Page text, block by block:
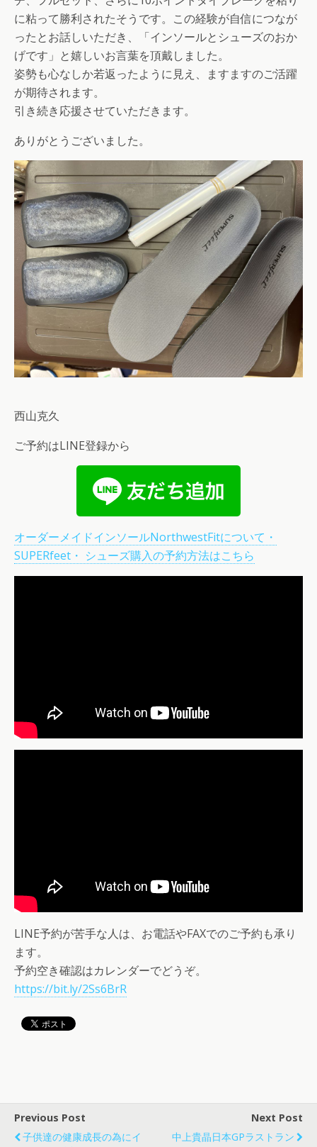
に粘って勝利されたそうです。この経験が自信につなが
ったとお話しいただき、「インソールとシューズのおか
げです」と嬉しいお言葉を頂戴しました。
姿勢も心なしか若返ったように見え、ますますのご活躍
が期待されます。
引き続き応援させていただきます。
ありがとうございました。
西山克久
ご予約はLINE登録から
オーダーメイドインソールNorthwestFitについて・
SUPERfeet・ シューズ購入の予約方法はこちら
LINE予約が苦手な人は、お電話やFAXでのご予約も承り
ます。
予約空き確認はカレンダーでどうぞ。
https://bit.ly/2Ss6BrR
Previous Post
子供達の健康成長の為にイ
Next Post
中上貴晶日本GPラストラン